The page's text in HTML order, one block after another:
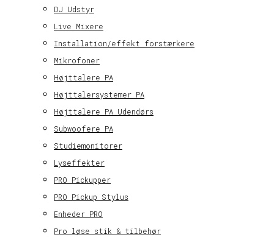
DJ Udstyr
Live Mixere
Installation/effekt forstærkere
Mikrofoner
Højttalere PA
Højttalersystemer PA
Højttalere PA Udendørs
Subwoofere PA
Studiemonitorer
Lyseffekter
PRO Pickupper
PRO Pickup Stylus
Enheder PRO
Pro løse stik & tilbehør